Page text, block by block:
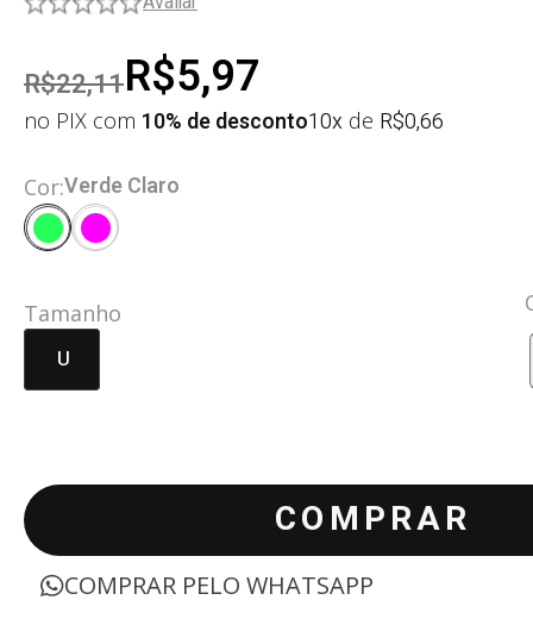
R$22,11R$5,97
no PIX com 10% de desconto10x de R$0,66
Cor:Verde Claro
Tamanho
U
COMPRAR
COMPRAR PELO WHATSAPP